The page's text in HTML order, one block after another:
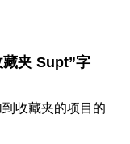
藏夹 Supt”字
收藏夹的项目的